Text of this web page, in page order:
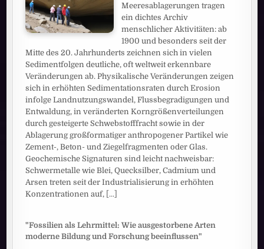
Meeresablagerungen tragen
ein dichtes Archiv
menschlicher Aktivitäten: ab
1900 und besonders seit der
Mitte des 20. Jahrhunderts zeichnen sich in vielen
Sedimentfolgen deutliche, oft weltweit erkennbare
Veränderungen ab. Physikalische Veränderungen zeigen
sich in erhöhten Sedimentationsraten durch Erosion
infolge Landnutzungswandel, Flussbegradigungen und
Entwaldung, in veränderten Korngrößenverteilungen
durch gesteigerte Schwebstofffracht sowie in der
Ablagerung großformatiger anthropogener Partikel wie
Zement-, Beton- und Ziegelfragmenten oder Glas.
Geochemische Signaturen sind leicht nachweisbar:
Schwermetalle wie Blei, Quecksilber, Cadmium und
Arsen treten seit der Industrialisierung in erhöhten
Konzentrationen auf,
[...]
"Fossilien als Lehrmittel: Wie ausgestorbene Arten
moderne Bildung und Forschung beeinflussen"